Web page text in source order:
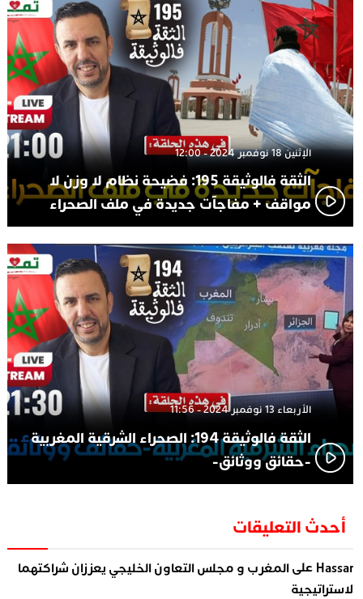
الإثنين 18 نوفمبر 2024 - 12:00
الثقة فالوثيقة 195: فضيحة نظام لا وزن لا
مواقف + مفاجآت جديدة في ملف الصحراء
الأربعاء 13 نوفمبر 2024 - 11:56
الثقة فالوثيقة 194: الصحراء الشرقية المغربية
-حقائق ووثائق-
أحدث التعليقات
علىالمغرب و مجلس التعاون الخليجي يعززان شراكتهما